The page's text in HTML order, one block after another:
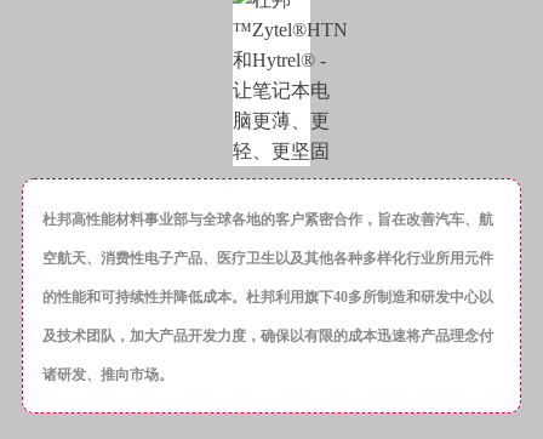
杜邦高性能材料事业部与全球各地的客户紧密合作，旨在改善汽车、航
空航天、消费性电子产品、医疗卫生以及其他各种多样化行业所用元件
的性能和可持续性并降低成本。杜邦利用旗下40多所制造和研发中心以
及技术团队，加大产品开发力度，确保以有限的成本迅速将产品理念付
诸研发、推向市场。